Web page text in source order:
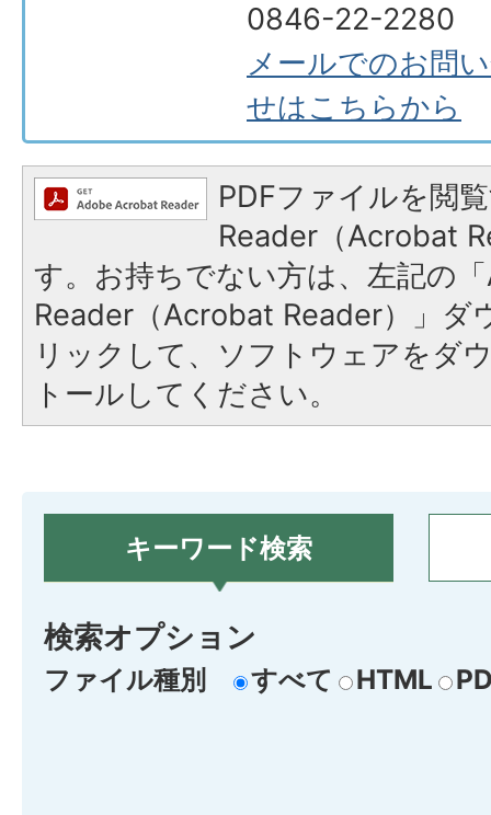
0846-22-2280
メールでのお問
せはこちらから
PDFファイルを閲
Reader（Acrobat
す。お持ちでない方は、左記の
Reader（Acrobat Reader）」ダ
リックして、ソフトウェアをダ
トールしてください。
キーワード検索
検索オプション
ファイル種別 すべて HTML